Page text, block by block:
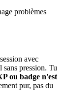
problèmes
avec
sans pression. Tu
ou badge n'est
pur, pas du